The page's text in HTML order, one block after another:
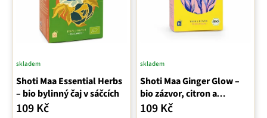
u
ů
Shoti Maa Essential Herbs
– bio bylinný čaj v sáčcích
skladem
109 Kč
Shoti Maa Ginger Glow –
bio zázvor, citron a
kardamom (sáčky)
skladem
109 Kč